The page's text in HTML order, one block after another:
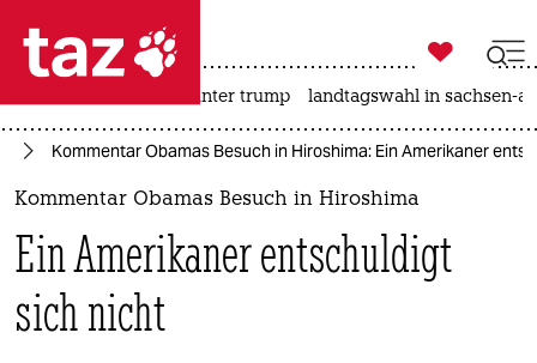
 taz zahl ich
taz zahl ich
politik
öko

taz zahl ich
usa unter trump landtagswahl in sachsen-
Kommentar Obamas Besuch in Hiroshima: Ein Amerikaner
Kommentar Obamas Besuch in Hiroshima
Ein Amerikaner entschuldigt
sich nicht